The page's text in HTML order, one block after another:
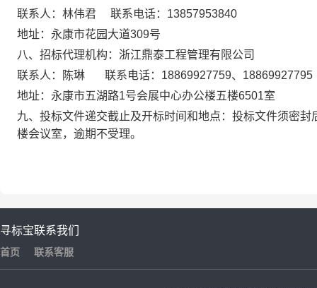
联系人： 林伟君 联系电话： 13857953840
地址： 永康市花园大道309号
八、招标代理机构：浙江鼎泰工程管理有限公司
联系人：陈琳
联系电话： 18869927759、18869927795
地址：永康市五湖路1号会展中心办公楼五楼6501室
九、投标文件递交截止及开标时间和地点：投标文件须密封
楼会议室，逾期不受理。
寻标宝
首页
联系我们
联系客服